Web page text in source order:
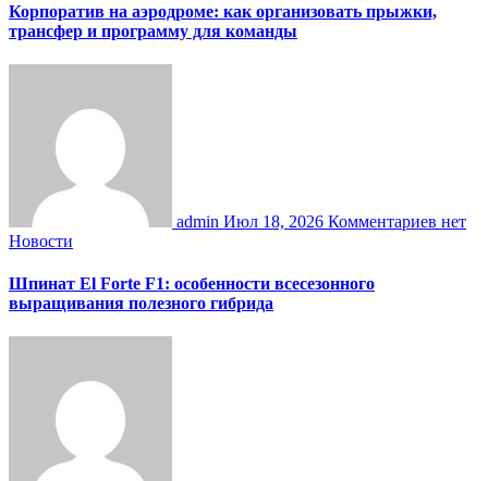
Корпоратив на аэродроме: как организовать прыжки,
трансфер и программу для команды
admin Июл 18, 2026 Комментариев нет
Новости
Шпинат El Forte F1: особенности всесезонного
выращивания полезного гибрида